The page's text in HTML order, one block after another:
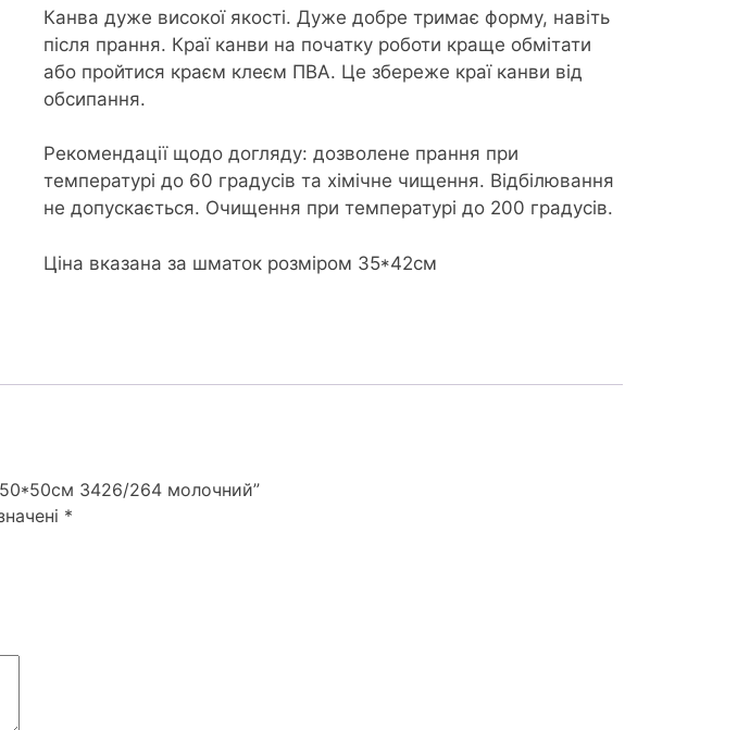
Канва дуже високої якості. Дуже добре тримає форму, навіть
після прання. Краї канви на початку роботи краще обмітати
або пройтися краєм клеєм ПВА. Це збереже краї канви від
обсипання.
Рекомендації щодо догляду: дозволене прання при
температурі до 60 градусів та хімічне чищення. Відбілювання
не допускається. Очищення при температурі до 200 градусів.
Ціна вказана за шматок розміром 35*42см
50*50см 3426/264 молочний”
*